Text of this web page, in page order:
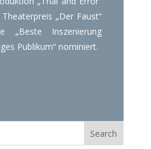
„Der Faust“
„Beste Inszenierung
Publikum“ nominiert.